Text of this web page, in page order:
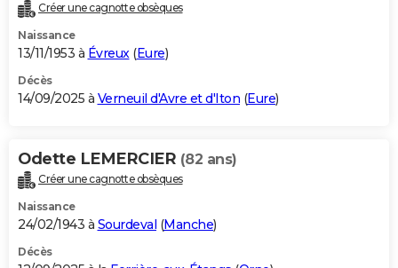
Créer une cagnotte obsèques
Naissance
13/11/1953 à Évreux(Eure)
Décès
14/09/2025 à Verneuil d'Avre et d'Iton (Eure)
Odette LEMERCIER (82 ans)
Créer une cagnotte obsèques
Naissance
24/02/1943 à Sourdeval (Manche)
Décès